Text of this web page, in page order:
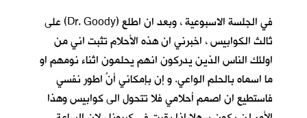
في الجلسة الاسبوعية ، وبعد ان اطلع (Dr. Goody) على
ثالث الكوابيس ، اخبرني ان هذه الأحلام تثبت اني من
اولئك الناس الذين يدركون انهم يحلمون اثناء نومهم او
ما اسماه بالحلم الواعي. و إن بإمكاني أنْ اطور نفسي
فاستطيع ان اصمم أحلامي فلا تتحول الى كوابيس وهذا